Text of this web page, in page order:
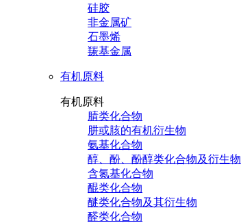
硅胶
非金属矿
石墨烯
羰基金属
有机原料
有机原料
腈类化合物
肼或胲的有机衍生物
氨基化合物
醇、酚、酚醇类化合物及衍生物
含氮基化合物
醌类化合物
醚类化合物及其衍生物
醛类化合物